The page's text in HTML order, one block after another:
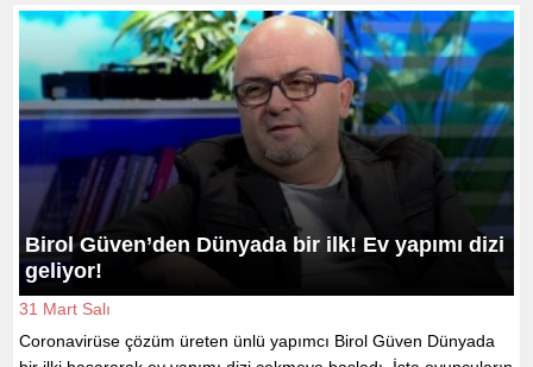
Birol Güven’den Dünyada bir ilk! Ev yapımı dizi
geliyor!
31 Mart Salı
Coronavirüse çözüm üreten ünlü yapımcı Birol Güven Dünyada